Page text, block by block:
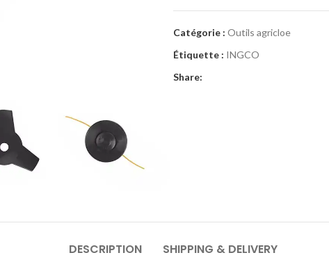
Catégorie : Outils agricloe
Étiquette : INGCO
Share:
DESCRIPTION SHIPPING & DELIVERY